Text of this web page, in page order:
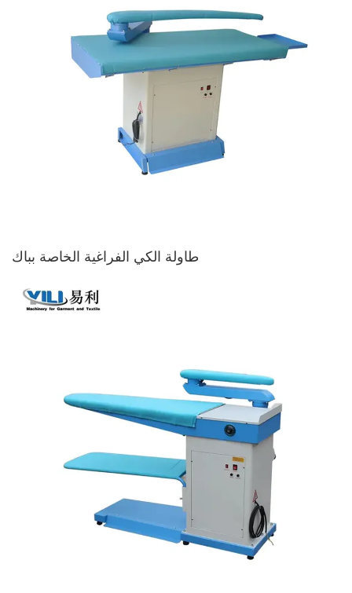
طاولة الكي الفراغية الخاصة بباك